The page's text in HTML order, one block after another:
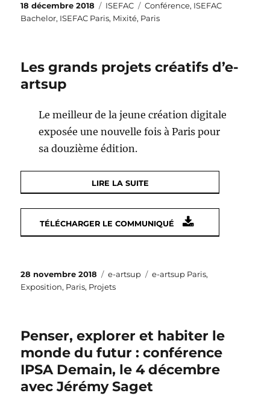
Publié
le
18 décembre 2018 Catégories
ISEFAC Étiquettes
Conférence, ISEFAC
Bachelor, ISEFAC Paris, Mixité, Paris
Les grands projets créatifs d’e-
artsup
Le meilleur de la jeune création digitale
exposée une nouvelle fois à Paris pour
sa douzième édition.
LIRE LA SUITE
TÉLÉCHARGER LE COMMUNIQUÉ
Publié
le
28 novembre 2018 Catégories
e-artsup Étiquettes
e-artsup Paris,
Exposition, Paris, Projets
Penser, explorer et habiter le
monde du futur : conférence
IPSA Demain, le 4 décembre
avec Jérémy Saget